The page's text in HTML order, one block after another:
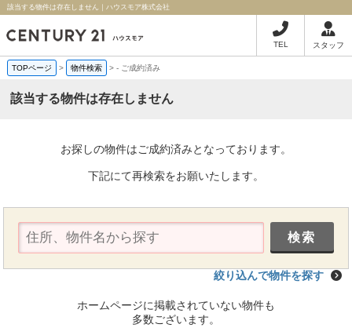
該当する物件は存在しません｜ハウスモア株式会社
TEL スタッフ
TOPページ > 物件検索 >- ご成約済み
該当する物件は存在しません
お探しの物件はご成約済みとなっております。
下記にて再検索をお願いたします。
絞り込んで物件を探す
ホームページに掲載されていない物件も
多数ございます。